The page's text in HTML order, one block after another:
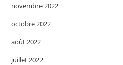
novembre 2022
octobre 2022
août 2022
juillet 2022